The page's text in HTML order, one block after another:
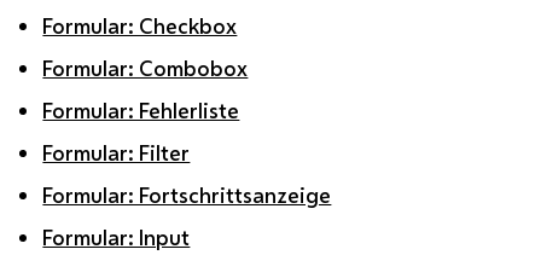
Formular: Checkbox
Formular: Combobox
Formular: Fehlerliste
Formular: Filter
Formular: Fortschrittsanzeige
Formular: Input